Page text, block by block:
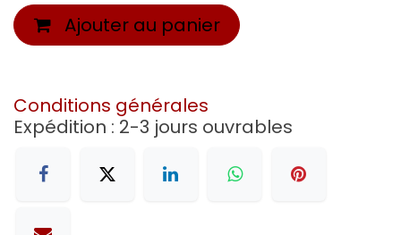
Ajouter au panier
Conditions générales
Expédition : 2-3 jours ouvrables